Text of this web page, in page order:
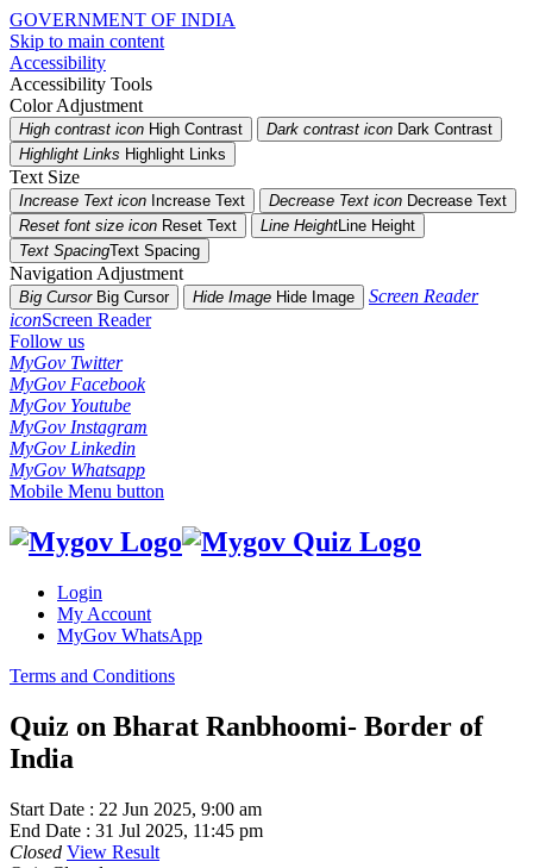
GOVERNMENT OF INDIA
Skip to main content
Accessibility
Accessibility Tools
Color Adjustment
High contrast icon High Contrast Dark contrast icon Dark Contrast
Highlight Links Highlight Links
Text Size
Increase Text icon Increase Text Decrease Text icon Decrease Text
Reset font size icon Reset Text Line HeightLine Height
Text SpacingText Spacing
Navigation Adjustment
Big CursorBig Cursor Hide Image Hide Image
Screen Reader
iconScreen Reader
Follow us
MyGov Twitter
MyGov Facebook
MyGov Youtube
MyGov Instagram
MyGov Linkedin
MyGov Whatsapp
Mobile Menu button
Login
My Account
MyGov WhatsApp
Terms and Conditions
Quiz on Bharat Ranbhoomi- Border of
India
Start Date : 22 Jun 2025, 9:00 am
End Date : 31 Jul 2025, 11:45 pm
Closed View Result